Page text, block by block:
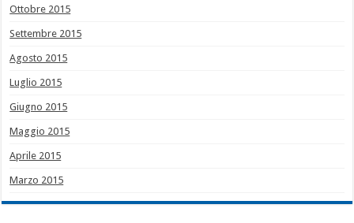
Ottobre 2015
Settembre 2015
Agosto 2015
Luglio 2015
Giugno 2015
Maggio 2015
Aprile 2015
Marzo 2015